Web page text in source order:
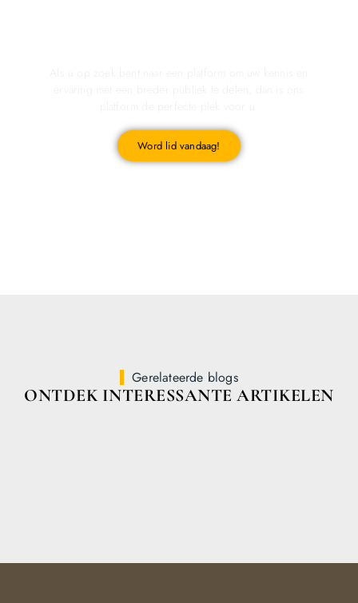
Word lid vandaag!
Gerelateerde blogs
ONTDEK INTERESSANTE ARTIKELEN